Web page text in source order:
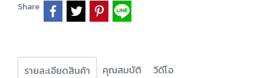
Share
รายละเอียดสินค้า คุณสมบัติ วีดีโอ